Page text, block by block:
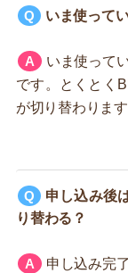
いま使って
いま使って
です。とくとく
が切り替わります
申し込み後
り替わる？
申し込み完